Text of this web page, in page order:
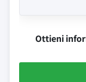
Ottieni